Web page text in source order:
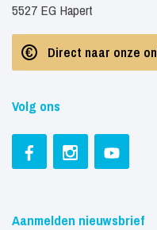
5527 EG Hapert
Direct naar onze
Volg ons
Aanmelden nieuwsbrief